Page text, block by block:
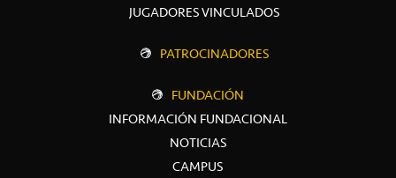
JUGADORES VINCULADOS
PATROCINADORES
FUNDACIÓN
INFORMACIÓN FUNDACIONAL
NOTICIAS
CAMPUS